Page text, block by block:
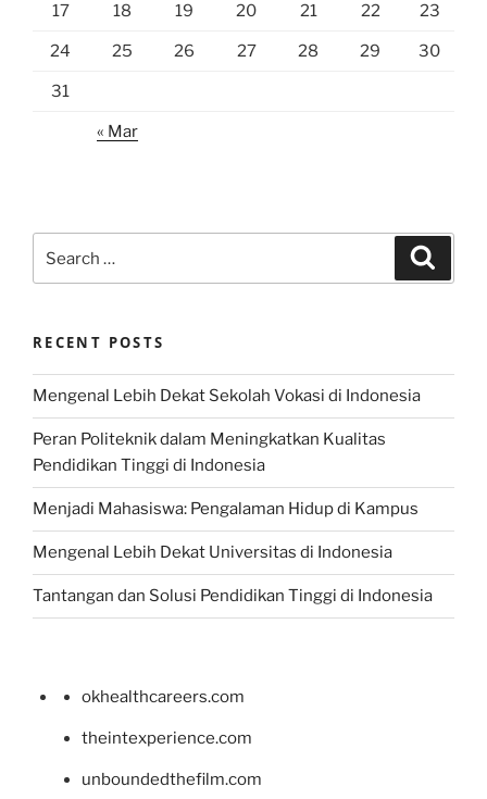
17 18 19 20 21 22 23
24 25 26 27 28 29 30
31
« Mar
for:
RECENT POSTS
Mengenal Lebih Dekat Sekolah Vokasi di Indonesia
Peran Politeknik dalam Meningkatkan Kualitas
Pendidikan Tinggi di Indonesia
Menjadi Mahasiswa: Pengalaman Hidup di Kampus
Mengenal Lebih Dekat Universitas di Indonesia
Tantangan dan Solusi Pendidikan Tinggi di Indonesia
okhealthcareers.com
theintexperience.com
unboundedthefilm.com